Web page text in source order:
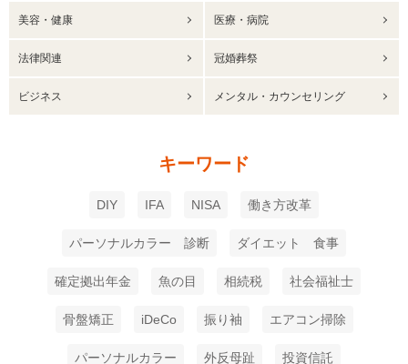
美容・健康 医療・病院
法律関連 冠婚葬祭
ビジネス メンタル・カウンセリング
キーワード
DIY IFA NISA 働き方改革
パーソナルカラー 診断 ダイエット 食事
確定拠出年金 魚の目 相続税 社会福祉士
骨盤矯正 iDeCo 振り袖 エアコン掃除
パーソナルカラー 外反母趾 投資信託